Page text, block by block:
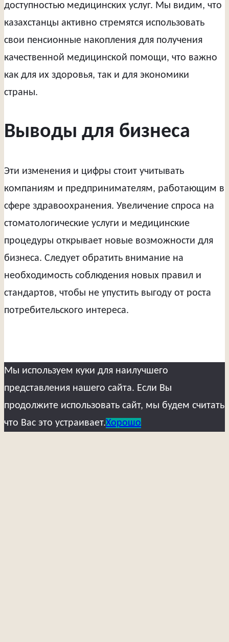
доступностью медицинских услуг. Мы видим, что
казахстанцы активно стремятся использовать
свои пенсионные накопления для получения
качественной медицинской помощи, что важно
как для их здоровья, так и для экономики
страны.
Выводы для бизнеса
Эти изменения и цифры стоит учитывать
компаниям и предпринимателям, работающим в
сфере здравоохранения. Увеличение спроса на
стоматологические услуги и медицинские
процедуры открывает новые возможности для
бизнеса. Следует обратить внимание на
необходимость соблюдения новых правил и
стандартов, чтобы не упустить выгоду от роста
потребительского интереса.
Мы используем куки для наилучшего
представления нашего сайта. Если Вы
продолжите использовать сайт, мы будем считать
что Вас это устраивает.Хорошо